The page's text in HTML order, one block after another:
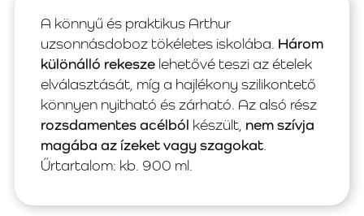
A könnyű és praktikus Arthur
uzsonnásdoboz tökéletes iskolába. Három
különálló rekesze lehetővé teszi az ételek
elválasztását, míg a hajlékony szilikontető
könnyen nyitható és zárható. Az alsó rész
rozsdamentes acélból készült, nem szívja
magába az ízeket vagy szagokat.
Űrtartalom: kb. 900 ml.